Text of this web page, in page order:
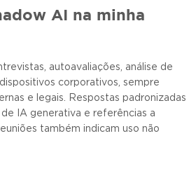
AI na minha
autoavaliações, análise de
corporativos, sempre
e legais. Respostas padronizadas
IA generativa e referências a
também indicam uso não